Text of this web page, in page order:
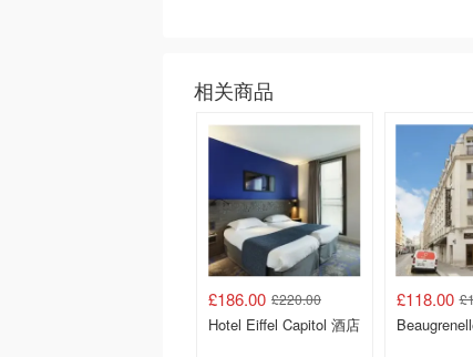
相关商品
£186.00 £220.00
Hotel Eiffel Capitol 酒店
£118.00